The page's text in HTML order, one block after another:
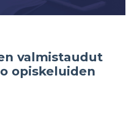
valmistaudut
opiskeluiden